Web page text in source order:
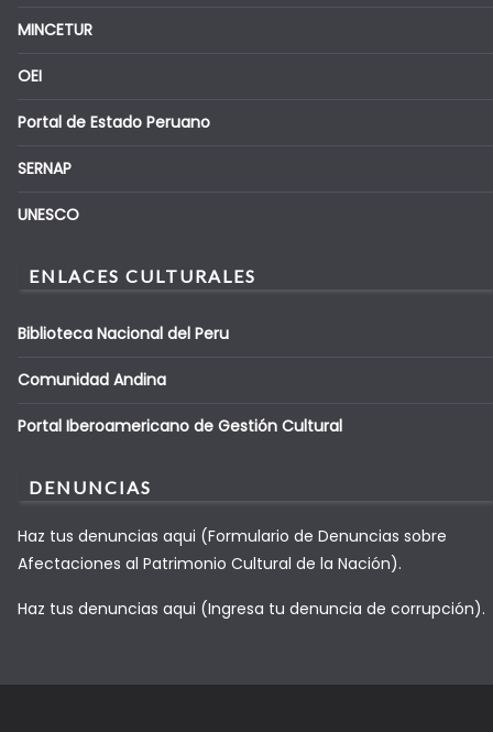
MINCETUR
OEI
Portal de Estado Peruano
SERNAP
UNESCO
ENLACES CULTURALES
Biblioteca Nacional del Peru
Comunidad Andina
Portal Iberoamericano de Gestión Cultural
DENUNCIAS
Haz tus denuncias aqui (Formulario de Denuncias sobre
Afectaciones al Patrimonio Cultural de la Nación).
Haz tus denuncias aqui (Ingresa tu denuncia de corrupción).